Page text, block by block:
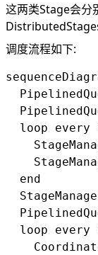
这两类Stage会
调度流程如下:
loop every
  end
loop every